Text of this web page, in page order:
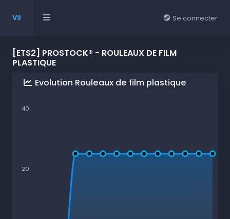
V3 Se connecter
[ETS2] PROSTOCK® - ROULEAUX DE FILM
PLASTIQUE
Evolution Rouleaux de film plastique
40
20